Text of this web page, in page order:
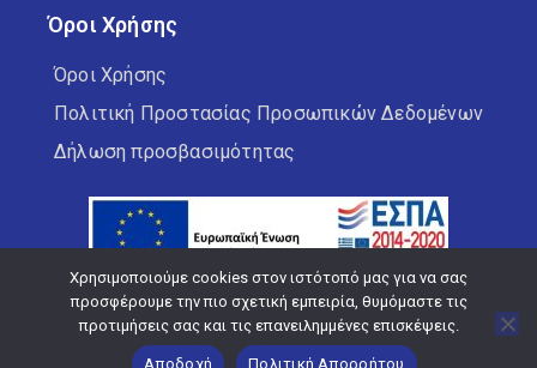
Όροι Χρήσης
Όροι Χρήσης
Πολιτική Προστασίας Προσωπικών Δεδομένων
Δήλωση προσβασιμότητας
Copyright © 2026 Δήμος Κορδελιού Ευόσμου
Χρησιμοποιούμε cookies στον ιστότοπό μας για να σας
προσφέρουμε την πιο σχετική εμπειρία, θυμόμαστε τις
προτιμήσεις σας και τις επανειλημμένες επισκέψεις.
Αποδοχή Πολιτική Απορρήτου